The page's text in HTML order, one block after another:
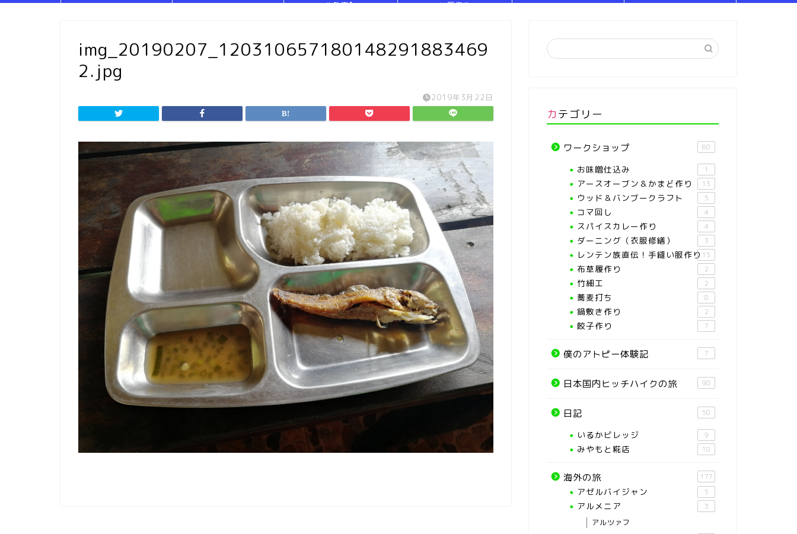
や教室】
い服作り
img_20190207_120310657180148291883469
2.jpg
2019年3月22日
カテゴリー
ワークショップ 60
お味噌仕込み 1
アースオーブン＆かまど作り 13
ウッド＆バンブークラフト 5
コマ回し 4
スパイスカレー作り 4
ダーニング（衣服修繕） 3
レンテン族直伝！手縫い服作り 15
布草履作り 2
竹細工 2
蕎麦打ち 8
鍋敷き作り 2
餃子作り 7
僕のアトピー体験記 7
日本国内ヒッチハイクの旅 98
日記 50
いるかビレッジ 9
みやもと糀店 18
海外の旅 177
アゼルバイジャン 5
アルメニア 3
アルツァフ